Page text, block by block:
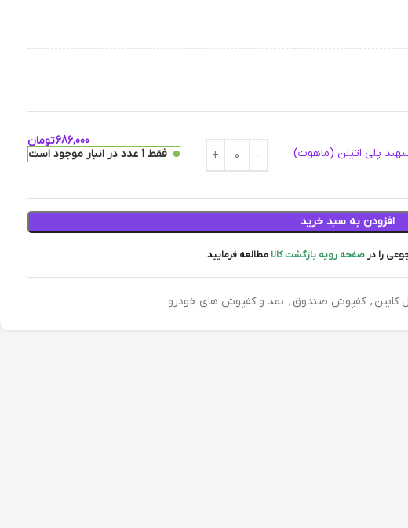
پلی اتیلن (ماهوت)
686,000تومان
فقط 1 عدد در انبار موجود است
افزودن به سبد خرید
را در صفحه رویه بازگشت کالامطالعه فرمایید.
کابین , کفپوش صندوق , نمد و کفپوش های خودرو